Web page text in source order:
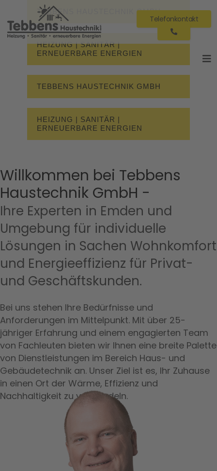
Telefonkontakt
TEBBENS HAUSTECHNIK GMBH
HEIZUNG | SANITÄR |
ERNEUERBARE ENERGIEN
TEBBENS HAUSTECHNIK GMBH
HEIZUNG | SANITÄR |
ERNEUERBARE ENERGIEN
Willkommen bei Tebbens
Haustechnik GmbH -
Ihre Experten in Emden und
Umgebung für individuelle
Lösungen in Sachen Wohnkomfort
und Energieeffizienz für Privat-
und Geschäftskunden.
Bei uns stehen Ihre Bedürfnisse und
Anforderungen im Mittelpunkt. Mit über 25-
jähriger Erfahrung und einem engagierten Team
von Fachleuten bieten wir Ihnen eine breite Palette
von Dienstleistungen im Bereich Haus- und
Gebäudetechnik an. Unser Ziel ist es, Ihr Zuhause
in einen Ort der Wärme, Effizienz und
Nachhaltigkeit zu verwandeln.